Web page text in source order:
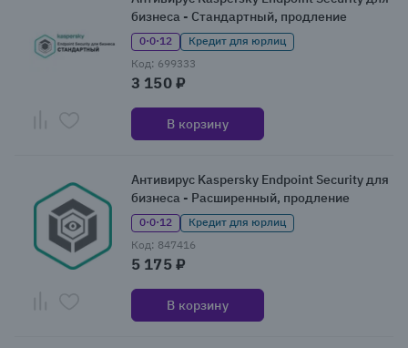
бизнеса - Стандартный, продление
0·0·12
Кредит для юрлиц
Код: 699333
3 150 ₽
В корзину
Антивирус Kaspersky Endpoint Security для
бизнеса - Расширенный, продление
0·0·12
Кредит для юрлиц
Код: 847416
5 175 ₽
В корзину